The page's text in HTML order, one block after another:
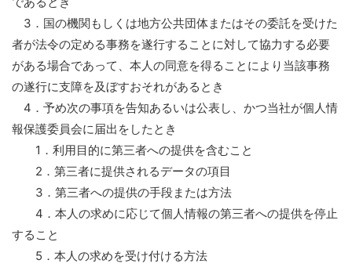
3．国の機関もしくは地方公共団体またはその委託を受けた
者が法令の定める事務を遂行することに対して協力する必要
がある場合であって、本人の同意を得ることにより当該事務
の遂行に支障を及ぼすおそれがあるとき
4．予め次の事項を告知あるいは公表し、かつ当社が個人情
報保護委員会に届出をしたとき
1．利用目的に第三者への提供を含むこと
2．第三者に提供されるデータの項目
3．第三者への提供の手段または方法
4．本人の求めに応じて個人情報の第三者への提供を停止
すること
5．本人の求めを受け付ける方法